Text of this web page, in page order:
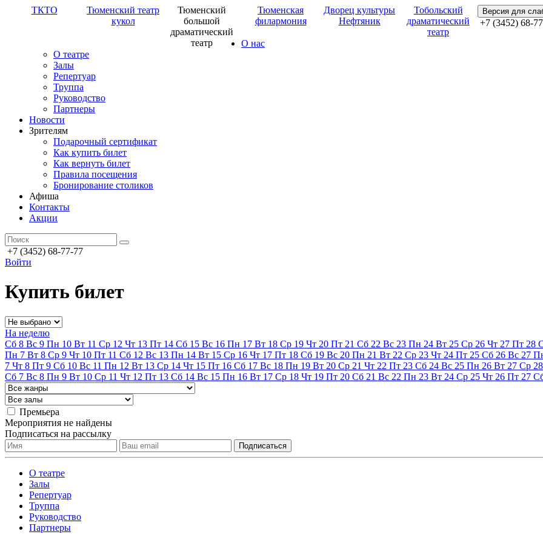
ТКТО
Тюменский театр
кукол
Тюменский
большой
драматический
театр
Тюменская
филармония
Дворец культуры
Нефтяник
Тобольский
драматический
театр
Версия для
+7 (3452) 68-
О нас
О театре
Залы
Репертуар
Труппа
Руководство
Партнеры
Новости
Зрителям
Подарочный сертификат
Как купить билет
Как вернуть билет
Правила посещения
Бронирование столиков
Афиша
Контакты
Акции
+7 (3452) 68-77-77
Войти
Купить билет
На неделю
Сб 8 Вс 9 Пн 10 Вт 11 Ср 12 Чт 13 Пт 14 Сб 15 Вс 16 Пн 17 Вт 18 Ср 19 Чт 20 Пт 21 Сб 22 Вс 23 Пн 24 Вт 25 Ср 26 Чт 27 Пт 28
Пн 7 Вт 8 Ср 9 Чт 10 Пт 11 Сб 12 Вс 13 Пн 14 Вт 15 Ср 16 Чт 17 Пт 18 Сб 19 Вс 20 Пн 21 Вт 22 Ср 23 Чт 24 Пт 25 Сб 26 Вс 27
7 Чт 8 Пт 9 Сб 10 Вс 11 Пн 12 Вт 13 Ср 14 Чт 15 Пт 16 Сб 17 Вс 18 Пн 19 Вт 20 Ср 21 Чт 22 Пт 23 Сб 24 Вс 25 Пн 26 Вт 27 Ср 28
Сб 7 Вс 8 Пн 9 Вт 10 Ср 11 Чт 12 Пт 13 Сб 14 Вс 15 Пн 16 Вт 17 Ср 18 Чт 19 Пт 20 Сб 21 Вс 22 Пн 23 Вт 24 Ср 25 Чт 26 Пт 27
Премьера
Мероприятия не найдены
Подписаться на рассылку
О театре
Залы
Репертуар
Труппа
Руководство
Партнеры